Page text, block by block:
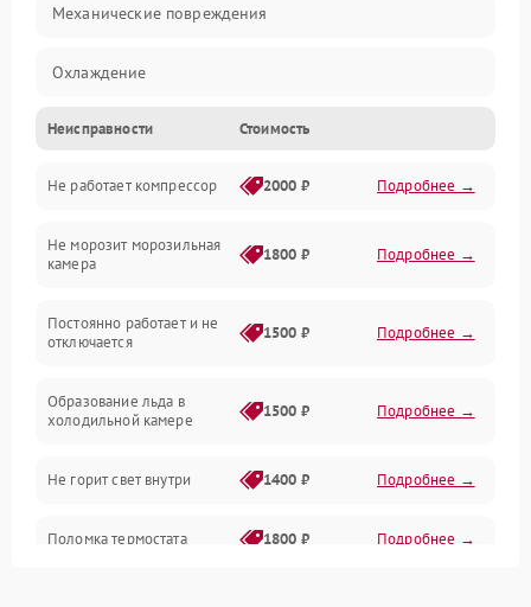
Механические повреждения
Охлаждение
Механика
Электропитание
Дренаж
Неисправности Стоимость
Не работает компрессор 2000 ₽ Подробнее →
Не морозит морозильная
камера
1800 ₽ Подробнее →
Постоянно работает и не
отключается
1500 ₽ Подробнее →
Образование льда в
холодильной камере
1500 ₽ Подробнее →
Не горит свет внутри 1400 ₽ Подробнее →
Поломка термостата 1800 ₽ Подробнее →